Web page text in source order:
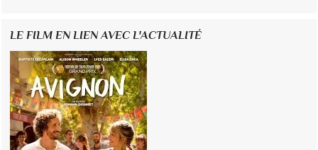
LE FILM EN LIEN AVEC L'ACTUALITÉ